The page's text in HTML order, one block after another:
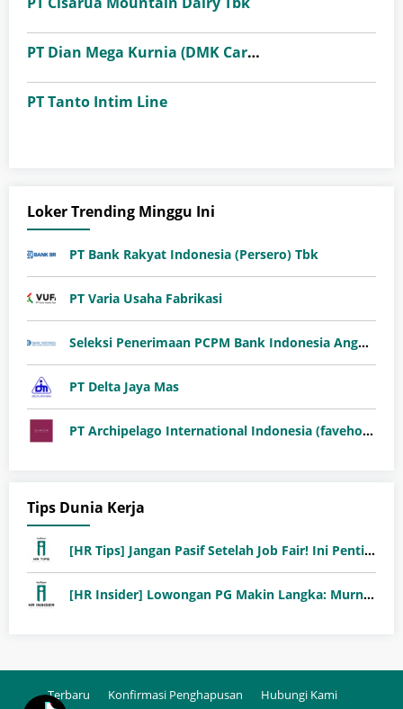
PT Dian Mega Kurnia (DMK Cargo)
PT Tanto Intim Line
Loker Trending Minggu Ini
PT Bank Rakyat Indonesia (Persero) Tbk
PT Varia Usaha Fabrikasi
Seleksi Penerimaan PCPM Bank Indonesia Angkatan 41
PT Delta Jaya Mas
PT Archipelago International Indonesia (favehotels)
Tips Dunia Kerja
[HR Tips] Jangan Pasif Setelah Job Fair! Ini Pentingnya Follow-Up Setelah Job Fair
[HR Insider] Lowongan PG Makin Langka: Murni Seleksi atau Jalur Orang Dalam?
Terbaru Konfirmasi Penghapusan
Hubungi Kami